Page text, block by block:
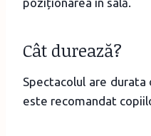
poziționarea în sală.
Cât durează?
Spectacolul are
este recomandat